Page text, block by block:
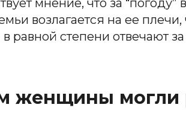
возлагается на ее
равной степени отвечают
женщины могли